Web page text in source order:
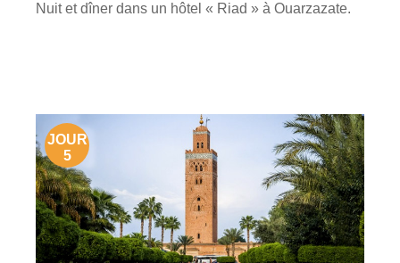
Nuit et dîner dans un hôtel « Riad » à Ouarzazate.
JOUR
5